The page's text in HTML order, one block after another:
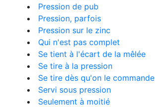
Pression de pub
Pression, parfois
Pression sur le zinc
Qui n'est pas complet
Se tient à l'écart de la mêlée
Se tire à la pression
Se tire dès qu'on le commande
Servi sous pression
Seulement à moitié